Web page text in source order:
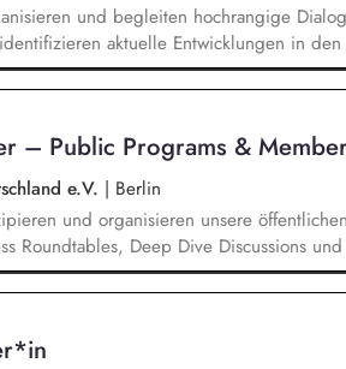
und begleiten hochrangige
aktuelle Entwicklungen in
und wirtschaftliche Sicherheit und
Publikationen und
Referent*innen sowie
und Zivilgesellschaft.
– Public Programs &
e.V. | Berlin
und organisieren unsere
Roundtables, Deep Dive Discussions
wie der Aspen Summer Party,
Sie identifizieren aktuelle politische
sowie Diskussionspartnerinnen aus
und Zivilgesellschaft.